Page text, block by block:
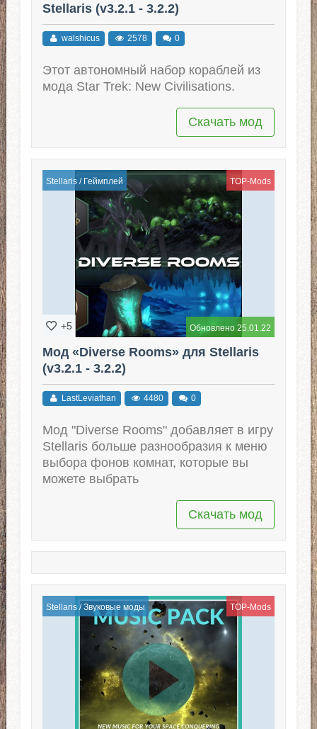
Stellaris (v3.2.1 - 3.2.2)
walshicus 2578 0
Этот автономный набор кораблей из
мода Star Trek: New Civilisations.
Скачать мод
Stellaris/ Геймплей TOP-Mods
Обновлено 25.01.22
+5
Мод «Diverse Rooms» для Stellaris
(v3.2.1 - 3.2.2)
LastLeviathan 4480 0
Мод "Diverse Rooms" добавляет в игру
Stellaris больше разнообразия к меню
выбора фонов комнат, которые вы
можете выбрать
Скачать мод
Stellaris/Звуковые моды TOP-Mods